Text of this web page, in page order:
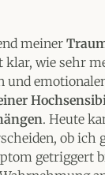
meiner
klar, wie sehr
und
. Heute
ob ich
getriggert